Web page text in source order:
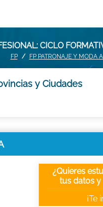
CICLO
FP FP PATRONAJE Y MODA
y Ciudades
¿Quieres
tus datos y